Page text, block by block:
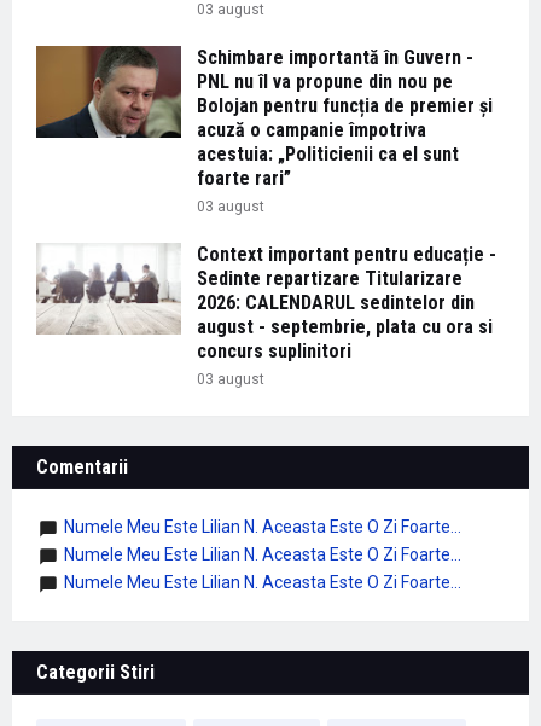
03 august
Schimbare importantă în Guvern -
PNL nu îl va propune din nou pe
Bolojan pentru funcția de premier și
acuză o campanie împotriva
acestuia: „Politicienii ca el sunt
foarte rari”
03 august
Context important pentru educație -
Sedinte repartizare Titularizare
2026: CALENDARUL sedintelor din
august - septembrie, plata cu ora si
concurs suplinitori
03 august
Comentarii
Numele Meu Este Lilian N. Aceasta Este O Zi Foarte...
Numele Meu Este Lilian N. Aceasta Este O Zi Foarte...
Numele Meu Este Lilian N. Aceasta Este O Zi Foarte...
Categorii Stiri